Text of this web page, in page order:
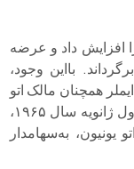
ب‌ام‌و را افزایش داد و عرضه
بااین ‌وجود،
همچنان مالک اتو
یونیون بود؛ اما این هم ادامه‌دار نبود؛ زیرا در اول ژانویه سال ۱۹۶۵،
از سهام اتو یونیون، به‌سهامدار